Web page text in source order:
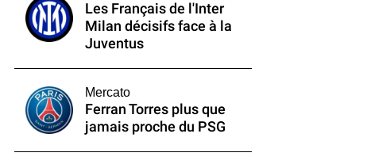
Les Français de l'Inter
Milan décisifs face à la
Juventus
Mercato
Ferran Torres plus que
jamais proche du PSG